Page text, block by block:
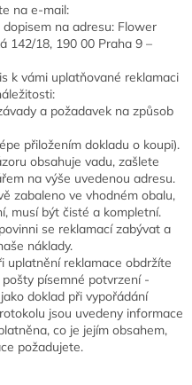
na e-mail:
dopisem na adresu: Flower
142/18, 190 00 Praha 9 –
k vámi uplatňované reklamaci
a požadavek na způsob
přiložením dokladu o koupi).
obsahuje vadu, zašlete
na výše uvedenou adresu.
zabaleno ve vhodném obalu,
musí být čisté a kompletní.
se reklamací zabývat a
náklady.
uplatnění reklamace obdržíte
písemné potvrzení -
doklad při vypořádání
jsou uvedeny informace
co je jejím obsahem,
požadujete.